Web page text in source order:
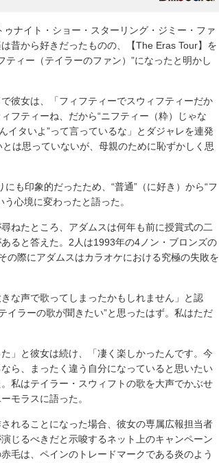
ナイト・ショー・スターリング・ジミー・ファ
昔から好きだったものの、【The Eras Tour】を
ィー（テイラーのファン）”になったと明かし
彼女は、「フィフティーでスウィフティーだか
フティーね、だから“ニフティー（粋）じゃな
イタいよ”って言っているな」とダジャレを連発
は思っていないが、母親のために恥ずかしく思
も印象的だったため、“普通”（に好き）から“フ
心境に変わったと語った。
ねたところ、アダムスは何年も前に授賞式の二
ると答えた。2人は1993年の4ノン・ブロンズの
の際にアダムスはカラオケにおける究極の失敗を
声で歌ってしまったかもしれません」と認
イラーの歌が聞きたい”と思ったはず。私はただ
」と彼女は続け、「凄く楽しかったんです。今
ら、まったく違う自分になっていると思いたい
私はテイラー・スウィフトの歌を大声でかぶせ
モラスに語った。
れることになった場合、彼女の専属広報担当者
じるべきだと示唆するネット上のキャンペーン
毛は、ペインのトレードマークである炎のよう